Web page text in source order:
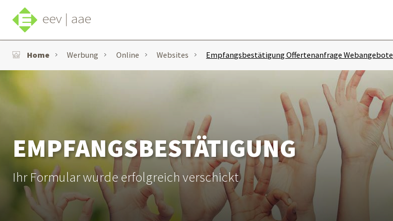
Home Werbung Online Websites Empfangsbestätigung Offertenanfrage Webangebote
EMPFANGSBESTÄTIGUNG
Ihr Formular wurde erfolgreich verschickt